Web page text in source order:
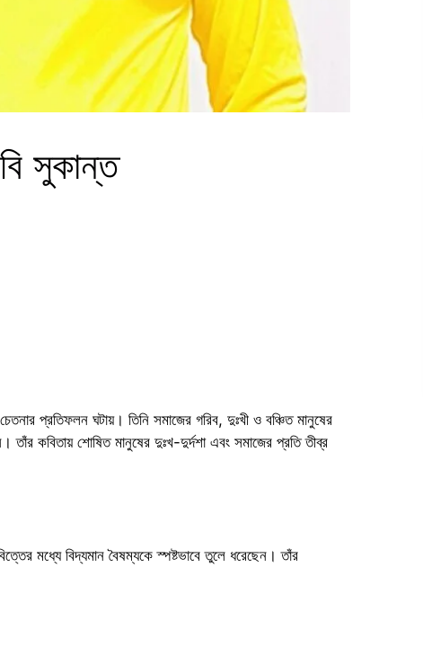
সুকান্ত
প্রতিফলন ঘটায়। তিনি সমাজের গরিব, দুঃখী ও বঞ্চিত মানুষের
তাঁর কবিতায় শোষিত মানুষের দুঃখ-দুর্দশা এবং সমাজের প্রতি তীব্র
মধ্যে বিদ্যমান বৈষম্যকে স্পষ্টভাবে তুলে ধরেছেন। তাঁর